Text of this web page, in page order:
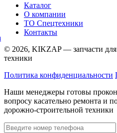
Каталог
О компании
ТО Спецтехники
Контакты
© 2026, KIKZAP — запчасти для
техники
Политика конфиденциальности
Наши менеджеры готовы
вопросу касательно ремонта и
дорожно-строительной техники